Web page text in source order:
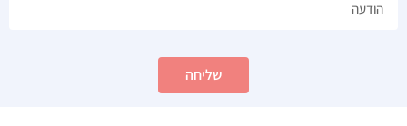
שליחה